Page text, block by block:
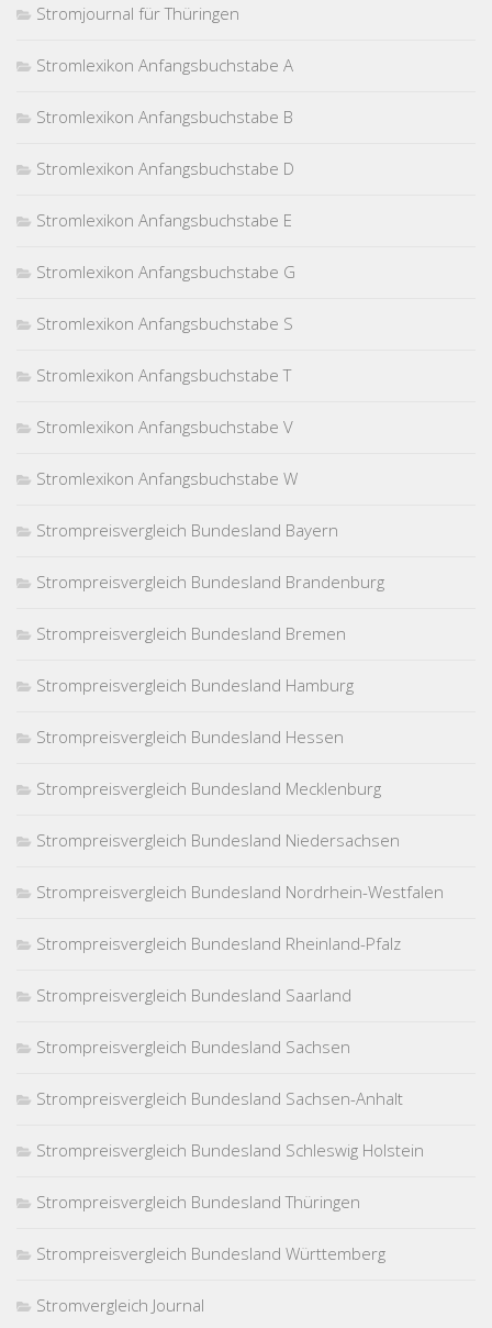
Stromjournal für Thüringen
Stromlexikon Anfangsbuchstabe A
Stromlexikon Anfangsbuchstabe B
Stromlexikon Anfangsbuchstabe D
Stromlexikon Anfangsbuchstabe E
Stromlexikon Anfangsbuchstabe G
Stromlexikon Anfangsbuchstabe S
Stromlexikon Anfangsbuchstabe T
Stromlexikon Anfangsbuchstabe V
Stromlexikon Anfangsbuchstabe W
Strompreisvergleich Bundesland Bayern
Strompreisvergleich Bundesland Brandenburg
Strompreisvergleich Bundesland Bremen
Strompreisvergleich Bundesland Hamburg
Strompreisvergleich Bundesland Hessen
Strompreisvergleich Bundesland Mecklenburg
Strompreisvergleich Bundesland Niedersachsen
Strompreisvergleich Bundesland Nordrhein-Westfalen
Strompreisvergleich Bundesland Rheinland-Pfalz
Strompreisvergleich Bundesland Saarland
Strompreisvergleich Bundesland Sachsen
Strompreisvergleich Bundesland Sachsen-Anhalt
Strompreisvergleich Bundesland Schleswig Holstein
Strompreisvergleich Bundesland Thüringen
Strompreisvergleich Bundesland Württemberg
Stromvergleich Journal